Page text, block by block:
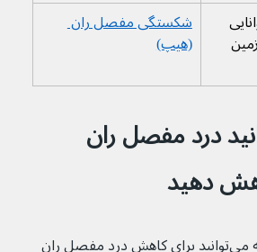
شکستگی مفصل ران
(هیپ)
می‌توانید درد مفصل ران
دهید
کارهایی وجود دارد که می‌توانید برای کاهش درد مفصل ران